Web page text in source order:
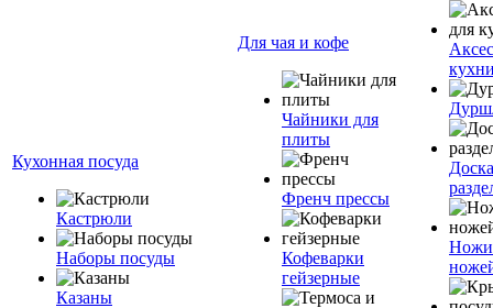
Кухонная посуда
Кастрюли
Наборы посуды
Казаны
Для чая и кофе
Чайники для
плиты
Френч прессы
Кофеварки
гейзерные
Доска